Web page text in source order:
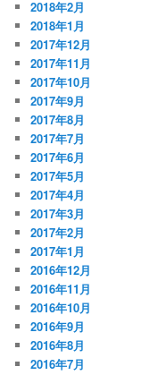
2018年2月
2018年1月
2017年12月
2017年11月
2017年10月
2017年9月
2017年8月
2017年7月
2017年6月
2017年5月
2017年4月
2017年3月
2017年2月
2017年1月
2016年12月
2016年11月
2016年10月
2016年9月
2016年8月
2016年7月